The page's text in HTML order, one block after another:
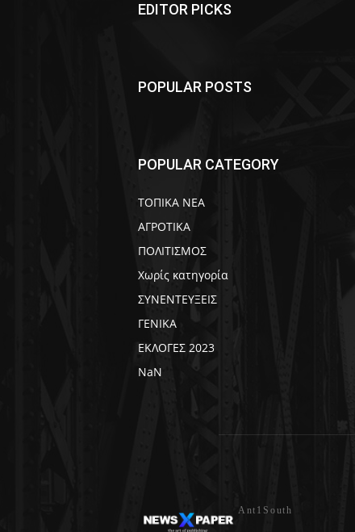
EDITOR PICKS
POPULAR POSTS
POPULAR CATEGORY
ΤΟΠΙΚΑ ΝΕΑ
ΑΓΡΟΤΙΚΑ
ΠΟΛΙΤΙΣΜΟΣ
Χωρίς κατηγορία
ΣΥΝΕΝΤΕΥΞΕΙΣ
ΓΕΝΙΚΑ
ΕΚΛΟΓΕΣ 2023
NaN
Ant1South